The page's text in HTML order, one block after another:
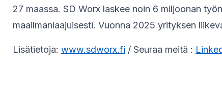
27 maassa. SD Worx laskee noin 6 miljoonan
maailmanlaajuisesti. Vuonna 2025 yrityksen
Lisätietoja: www.sdworx.fi / Seuraa meitä :